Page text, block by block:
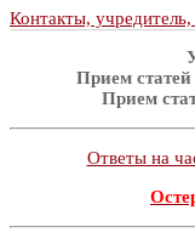
Контакты, учредитель,
Прием
Прием
Ответы на